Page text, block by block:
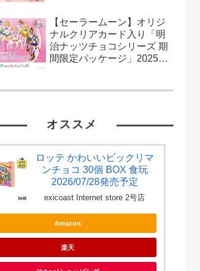
【セーラームーン】オリジ
ナルクリアカード入り「明
治ナッツチョコシリーズ 期
間限定パッケージ」2025年
オススメ
ロッテ かわいいビックリマ
ンチョコ 30個 BOX 食玩
2026/07/28発売予定
exicoast Internet store 2号店
Amazon
楽天